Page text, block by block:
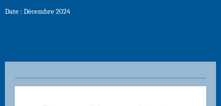
Date : Décembre 2024